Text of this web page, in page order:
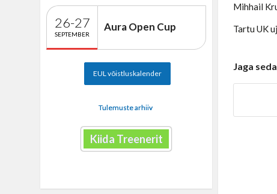
Mihhail
Tartu UK
Jaga
26-27
SEPTEMBER
Aura Open Cup
EUL võistluskalender
Tulemuste arhiiv
Kiida Treenerit